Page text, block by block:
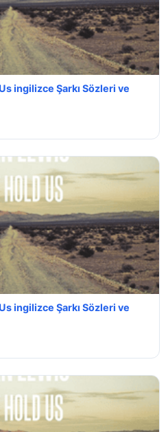
ingilizce Şarkı Sözleri ve
ingilizce Şarkı Sözleri ve